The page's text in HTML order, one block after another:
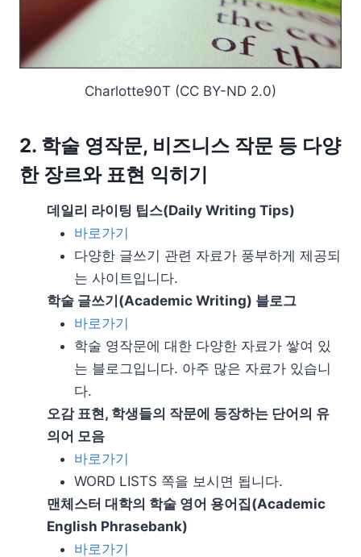
Charlotte90T (CC BY-ND 2.0)
2. 학술 영작문, 비즈니스 작문 등 다양
한 장르와 표현 익히기
데일리 라이팅 팁스(Daily Writing Tips)
바로가기
다양한 글쓰기 관련 자료가 풍부하게 제공되
는 사이트입니다.
학술 글쓰기(Academic Writing) 블로그
바로가기
학술 영작문에 대한 다양한 자료가 쌓여 있
는 블로그입니다. 아주 많은 자료가 있습니
다.
오감 표현, 학생들의 작문에 등장하는 단어의 유
의어 모음
바로가기
WORD LISTS 쪽을 보시면 됩니다.
맨체스터 대학의 학술 영어 용어집(Academic
English Phrasebank)
바로가기